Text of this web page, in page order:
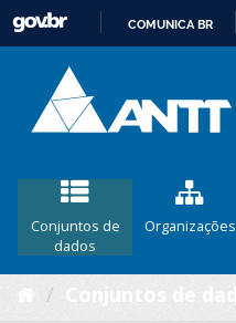
COMUNICA BR
Conjuntos de
dados
Organizações